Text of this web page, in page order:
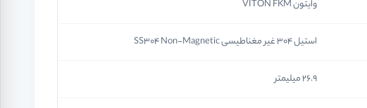
وایتون VITON FKM
استیل 304 غیر مغناطیسی SS304 Non-Magnetic
26.9 میلیمتر